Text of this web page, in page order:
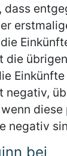
die
negativ,
negativ
bei